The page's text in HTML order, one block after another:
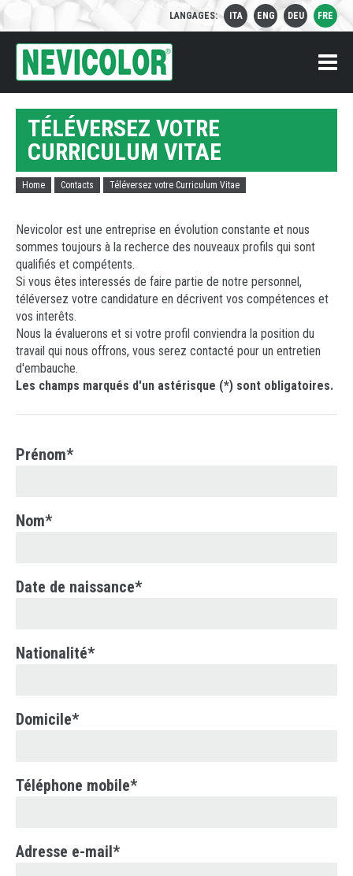
LANGAGES: ITA ENG DEU FRE
PAGE D'ACCUEIL
Qui sommes nous
Certifications
BRANCHES D'ACTIVITÉ
Circular Economy
Medical
Food
Drink
NEWS ET ÉVÈNEMENTS
CONTACTS
Requête d'Information
Téléversez votre Curriculum Vitae
TÉLÉVERSEZ VOTRE
CURRICULUM VITAE
Home Contacts Téléversez votre Curriculum Vitae
Nevicolor est une entreprise en évolution constante et nous
sommes toujours à la recherce des nouveaux profils qui sont
qualifiés et compétents.
Si vous êtes interessés de faire partie de notre personnel,
téléversez votre candidature en décrivent vos compétences et
vos interêts.
Nous la évaluerons et si votre profil conviendra la position du
travail qui nous offrons, vous serez contacté pour un entretien
d'embauche.
Les champs marqués d'un astérisque (*) sont obligatoires.
Prénom*
Nom*
Date de naissance*
Nationalité*
Domicile*
Téléphone mobile*
Adresse e-mail*